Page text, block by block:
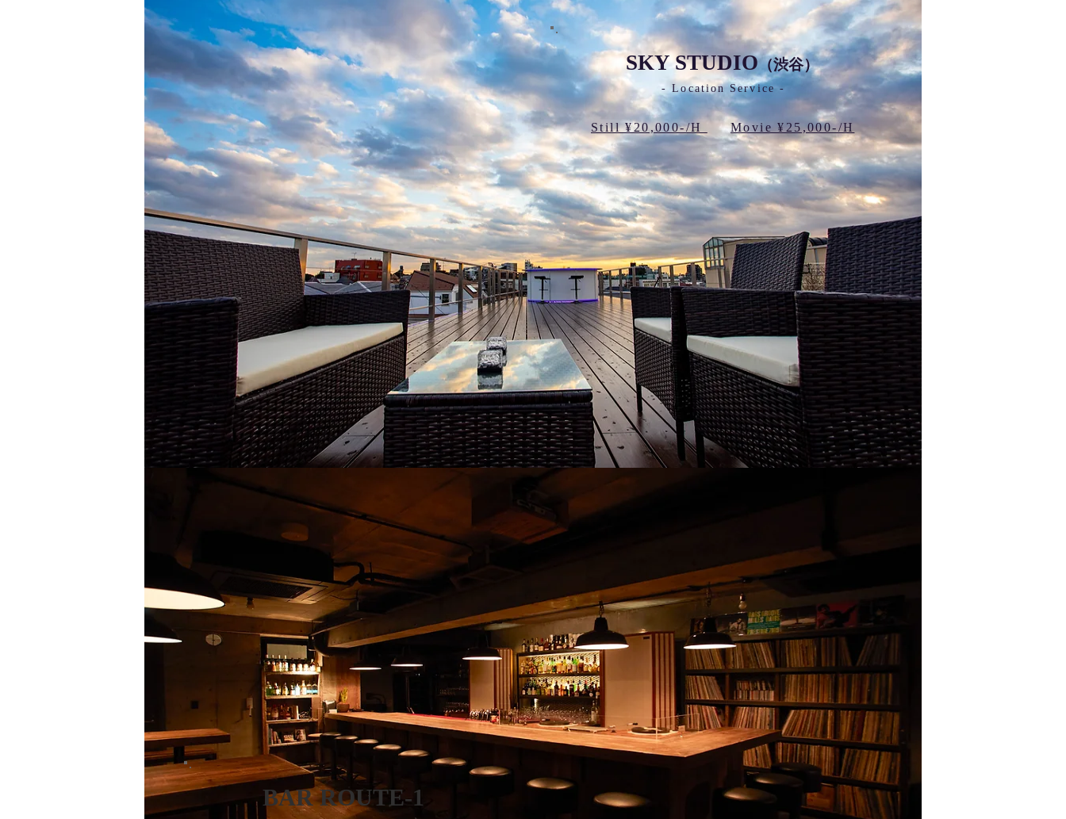
SKY STUDIO（渋谷）
- Location Service -
​Still ¥20,000-/H ​Movie ¥25,000-/H
BAR ROUTE-1